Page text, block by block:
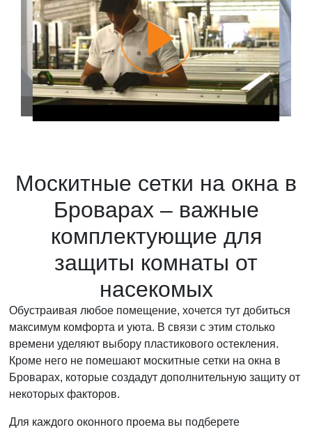
Москитные сетки на окна в
Броварах – важные
комплектующие для
защиты комнаты от
насекомых
Обустраивая любое помещение, хочется тут добиться
максимум комфорта и уюта. В связи с этим столько
времени уделяют выбору пластикового остекления.
Кроме него не помешают москитные сетки на окна в
Броварах, которые создадут дополнительную защиту от
некоторых факторов.
Для каждого оконного проема вы подберете